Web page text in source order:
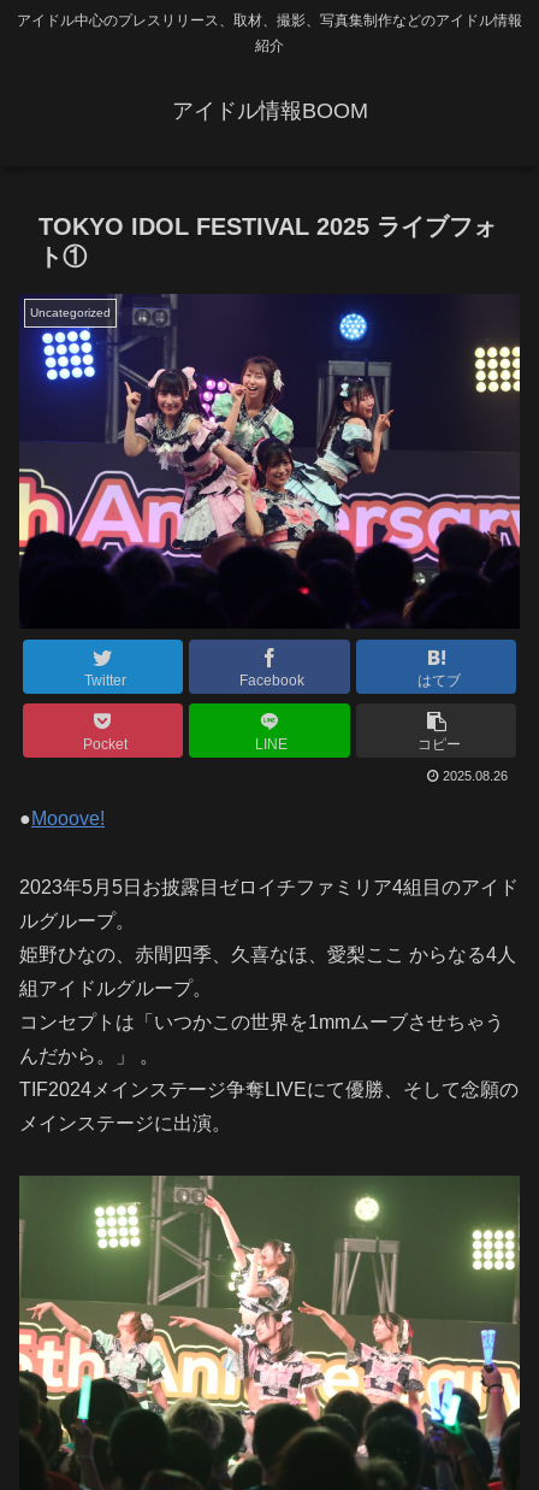
アイドル中心のプレスリリース、取材、撮影、写真集制作などのアイドル情報
紹介
アイドル情報BOOM
TOKYO IDOL FESTIVAL 2025 ライブフォ
ト①
Uncategorized
Twitter Facebook はてブ
Pocket LINE コピー
2025.08.26
●Mooove!
2023年5月5日お披露目ゼロイチファミリア4組目のアイド
ルグループ。
姫野ひなの、赤間四季、久喜なほ、愛梨ここ からなる4人
組アイドルグループ。
コンセプトは「いつかこの世界を1mmムーブさせちゃう
んだから。」 。
TIF2024メインステージ争奪LIVEにて優勝、そして念願の
メインステージに出演。